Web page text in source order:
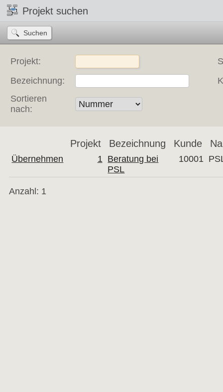
Projekt suchen
Projekt:
Bezeichnung:
Sortieren
nach:
Projekt Bezeichnung Kunde
Übernehmen 1 Beratung bei
PSL
10001
Anzahl: 1